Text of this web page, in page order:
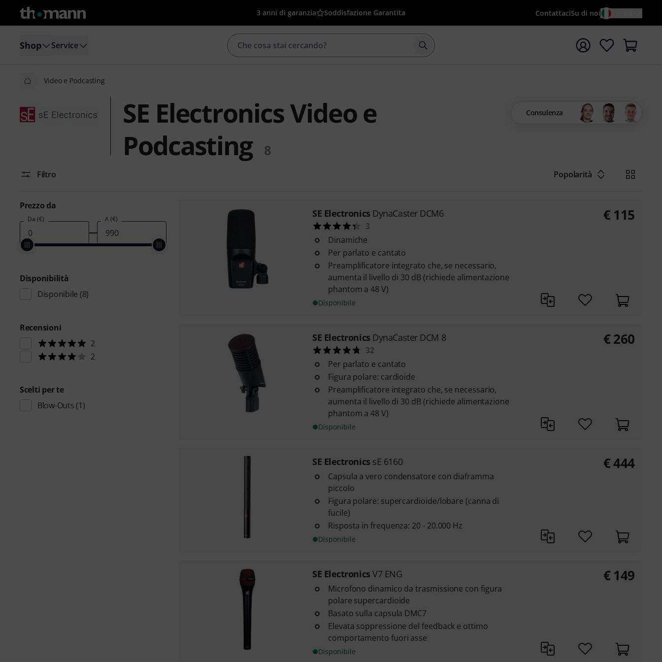
3 anni di garanzia Soddisfazione Garantita ContattaciSu di noi
Shop Service Avviare la ricerca con il termine di ricerca {searchTerm}
Video e Podcasting
SE Electronics Video e
Podcasting
8
Consulenza
Filtro Popolarità
Prezzo da
Da (€) A (€)
Disponibilità
Disponibile (8)
Recensioni
2
2
Scelti per te
Blow-Outs (1)
SE Electronics DynaCaster DCM6
3
Dinamiche
Per parlato e cantato
Preamplificatore integrato che, se necessario,
aumenta il livello di 30 dB (richiede alimentazione
phantom a 48 V)
Disponibile
€ 115
SE Electronics DynaCaster DCM 8
32
Per parlato e cantato
Figura polare: cardioide
Preamplificatore integrato che, se necessario,
aumenta il livello di 30 dB (richiede alimentazione
phantom a 48 V)
Disponibile
€260
SE Electronics sE 6160
Capsula a vero condensatore con diaframma
piccolo
Figura polare: supercardioide/lobare (canna di
fucile)
Risposta in frequenza: 20 - 20.000 Hz
Disponibile
€444
SE Electronics V7 ENG
Microfono dinamico da trasmissione con figura
polare supercardioide
Basato sulla capsula DMC7
Elevata soppressione del feedback e ottimo
comportamento fuori asse
Disponibile
€ 149